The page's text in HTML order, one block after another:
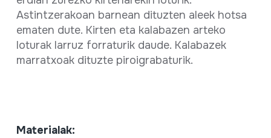
Astintzerakoan barnean dituzten aleek hotsa
ematen dute. Kirten eta kalabazen arteko
loturak larruz forraturik daude. Kalabazek
marratxoak dituzte piroigrabaturik.
Materialak: